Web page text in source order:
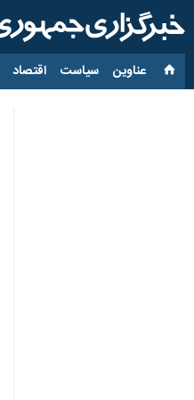
عناوین‌ سیاست اقتصاد